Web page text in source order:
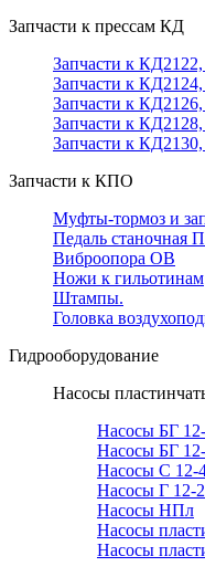
Запчасти к прессам КД
Запчасти к
Запчасти к
Запчасти к
Запчасти к
Запчасти к
Запчасти к КПО
Муфты-тормоз и
Педаль станочная
Виброопора ОВ
Ножи к гильотинам
Штампы.
Головка
Гидрооборудование
Насосы
Насосы БГ
Насосы БГ
Насосы С 12-
Насосы Г
Насосы НПл
Насосы
Насосы